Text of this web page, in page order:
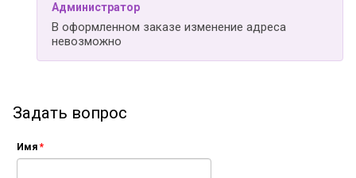
Администратор
В оформленном заказе изменение адреса
невозможно
Задать вопрос
Имя*